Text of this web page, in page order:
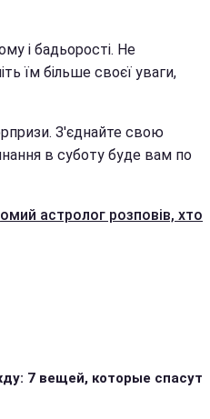
і бадьорості. Не
їм більше своєї уваги,
З'єднайте свою
в суботу буде вам по
астролог розповів, хто
7 вещей, которые спасут